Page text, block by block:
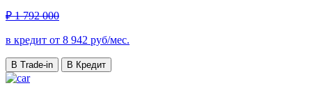
₽ 1 792 000
в кредит от 8 942 руб/мес.
В Trade-in В Кредит